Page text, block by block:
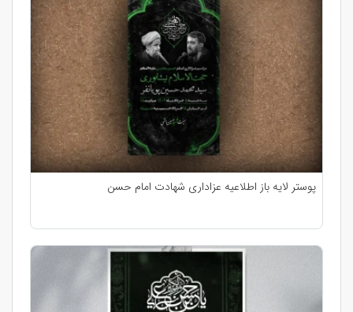
پوستر لایه باز اطلاعیه عزاداری شهادت امام حسن